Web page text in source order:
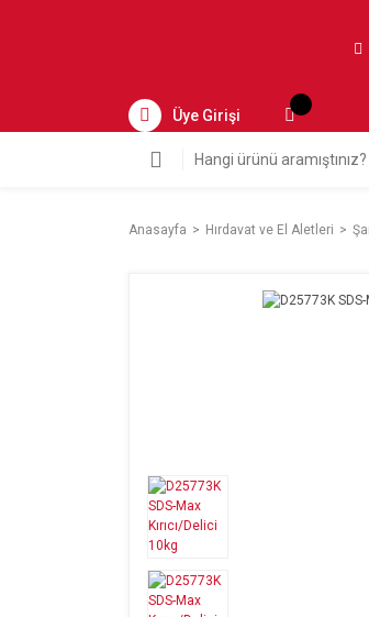
Üye Girişi
Anasayfa Hırdavat ve El Aletleri